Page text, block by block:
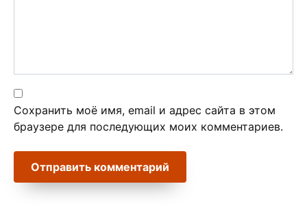
Сохранить моё имя, email и адрес сайта в этом
браузере для последующих моих комментариев.